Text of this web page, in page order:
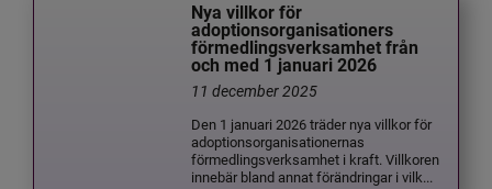
Nya villkor för
adoptionsorganisationers
förmedlingsverksamhet från
och med 1 januari 2026
11 december 2025
Den 1 januari 2026 träder nya villkor för
adoptionsorganisationernas
förmedlingsverksamhet i kraft. Villkoren
innebär bland annat förändringar i vilk...